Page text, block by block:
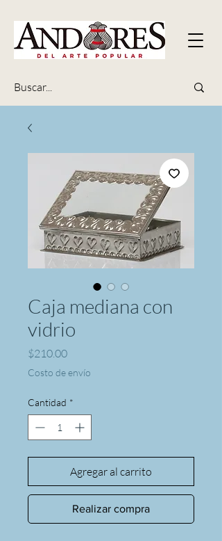
Caja mediana con
vidrio
$210.00Precio
Costo de envío
Cantidad *
Agregar al carrito
Realizar compra